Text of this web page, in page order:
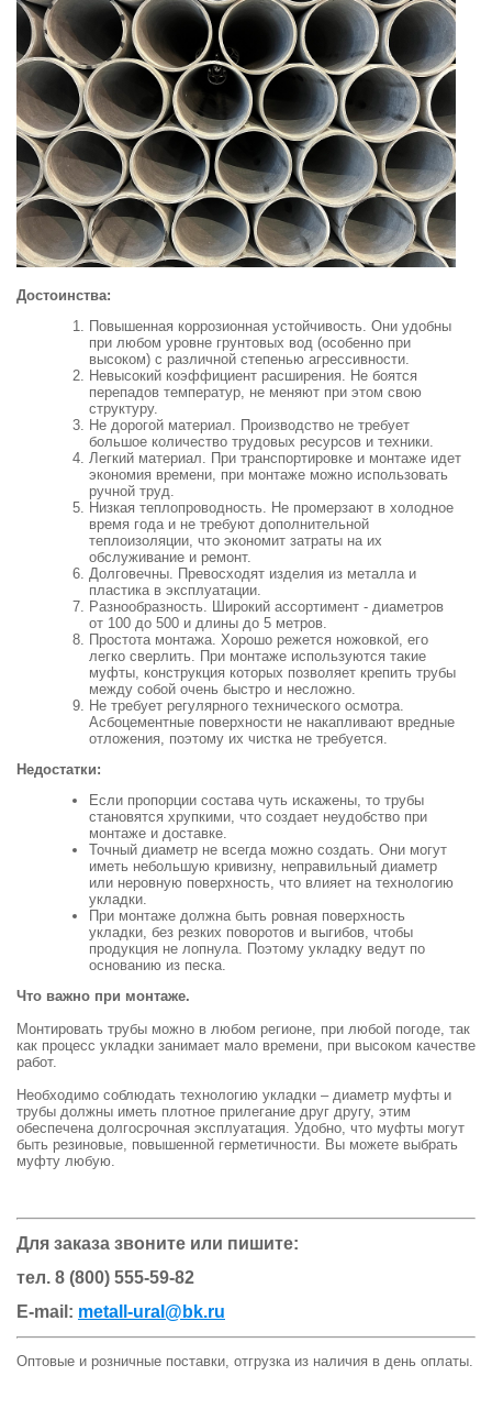
Достоинства:
Повышенная коррозионная устойчивость. Они удобны
при любом уровне грунтовых вод (особенно при
высоком) с различной степенью агрессивности.
Невысокий коэффициент расширения. Не боятся
перепадов температур, не меняют при этом свою
структуру.
Не дорогой материал. Производство не требует
большое количество трудовых ресурсов и техники.
Легкий материал. При транспортировке и монтаже идет
экономия времени, при монтаже можно использовать
ручной труд.
Низкая теплопроводность. Не промерзают в холодное
время года и не требуют дополнительной
теплоизоляции, что экономит затраты на их
обслуживание и ремонт.
Долговечны. Превосходят изделия из металла и
пластика в эксплуатации.
Разнообразность. Широкий ассортимент - диаметров
от 100 до 500 и длины до 5 метров.
Простота монтажа. Хорошо режется ножовкой, его
легко сверлить. При монтаже используются такие
муфты, конструкция которых позволяет крепить трубы
между собой очень быстро и несложно.
Не требует регулярного технического осмотра.
Асбоцементные поверхности не накапливают вредные
отложения, поэтому их чистка не требуется.
Недостатки:
Если пропорции состава чуть искажены, то трубы
становятся хрупкими, что создает неудобство при
монтаже и доставке.
Точный диаметр не всегда можно создать. Они могут
иметь небольшую кривизну, неправильный диаметр
или неровную поверхность, что влияет на технологию
укладки.
При монтаже должна быть ровная поверхность
укладки, без резких поворотов и выгибов, чтобы
продукция не лопнула. Поэтому укладку ведут по
основанию из песка.
Что важно при монтаже.
Монтировать трубы можно в любом регионе, при любой погоде, так
как процесс укладки занимает мало времени, при высоком качестве
работ.
Необходимо соблюдать технологию укладки – диаметр муфты и
трубы должны иметь плотное прилегание друг другу, этим
обеспечена долгосрочная эксплуатация. Удобно, что муфты могут
быть резиновые, повышенной герметичности. Вы можете выбрать
муфту любую.
Для заказа звоните или пишите:
тел. 8 (800) 555-59-82
E-mail: metall-ural@bk.ru
Оптовые и розничные поставки, отгрузка из наличия в день оплаты.